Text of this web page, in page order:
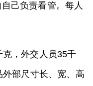
己负责看管。每人
，外交人员35千
部尺寸长、宽、高